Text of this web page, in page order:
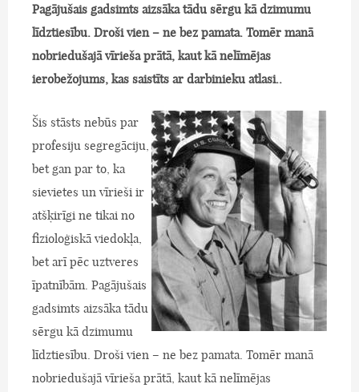
Pagājušais gadsimts aizsāka tādu sērgu kā dzimumu
līdztiesību. Droši vien – ne bez pamata. Tomēr manā
nobriedušajā vīrieša prātā, kaut kā nelīmējas
ierobežojums, kas saistīts ar darbinieku atlasi..
Šis stāsts nebūs par
profesiju segregāciju,
bet gan par to, ka
sievietes un vīrieši ir
atšķirīgi ne tikai no
fizioloģiskā viedokļa,
bet arī pēc uztveres
īpatnībām. Pagājušais
gadsimts aizsāka tādu
sērgu kā dzimumu
līdztiesību. Droši vien – ne bez pamata. Tomēr manā
nobriedušajā vīrieša prātā, kaut kā nelīmējas